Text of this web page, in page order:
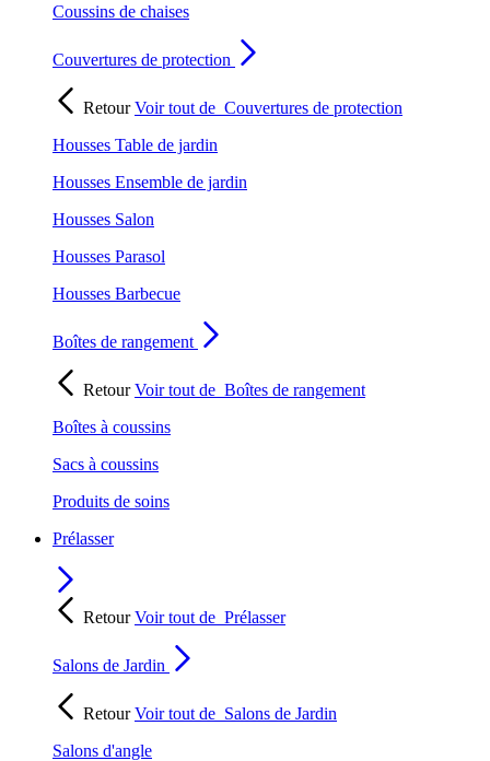
Coussins de chaises
Couvertures de protection
RetourVoir tout de Couvertures de protection
Housses Table de jardin
Housses Ensemble de jardin
Housses Salon
Housses Parasol
Housses Barbecue
Boîtes de rangement
RetourVoir tout de Boîtes de rangement
Boîtes à coussins
Sacs à coussins
Produits de soins
Prélasser
RetourVoir tout de Prélasser
Salons de Jardin
RetourVoir tout de Salons de Jardin
Salons d'angle